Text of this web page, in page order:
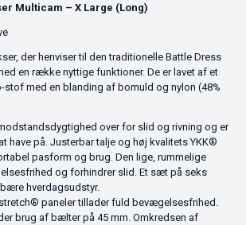
Multicam – X Large (Long)
der henviser til den traditionelle Battle Dress
en række nyttige funktioner. De er lavet af et
stof med en blanding af bomuld og nylon (48%
over for slid og rivning og er
have på. Justerbar talje og høj kvalitets YKK®
pasform og brug. Den lige, rummelige
og forhindrer slid. Et sæt på seks
hverdagsudstyr.
paneler tillader fuld bevægelsesfrihed.
brug af bælter på 45 mm. Omkredsen af